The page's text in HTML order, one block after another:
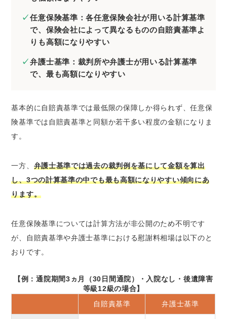
任意保険基準：各任意保険会社が用いる計算基準
で、保険会社によって異なるものの自賠責基準よ
りも高額になりやすい
弁護士基準：裁判所や弁護士が用いる計算基準
で、最も高額になりやすい
基本的に自賠責基準では最低限の保障しか得られず、任意保
険基準では自賠責基準と同額か若干多い程度の金額になりま
す。
一方、 弁護士基準では過去の裁判例を基にして金額を算出
し、3つの計算基準の中でも最も高額になりやすい傾向にあ
ります。
任意保険基準については計算方法が非公開のため不明です
が、自賠責基準や弁護士基準における慰謝料相場は以下のと
おりです。
【例：通院期間3ヵ月（30日間通院）・入院なし・後遺障害
等級12級の場合】
自賠責基準
弁護士基準